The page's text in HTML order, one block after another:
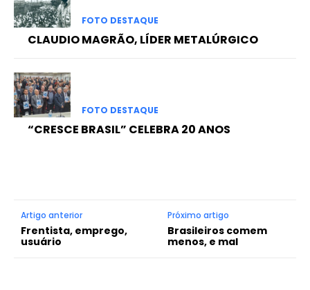
FOTO DESTAQUE
CLAUDIO MAGRÃO, LÍDER METALÚRGICO
FOTO DESTAQUE
“CRESCE BRASIL” CELEBRA 20 ANOS
Artigo anterior
Frentista, emprego,
usuário
Próximo artigo
Brasileiros comem
menos, e mal